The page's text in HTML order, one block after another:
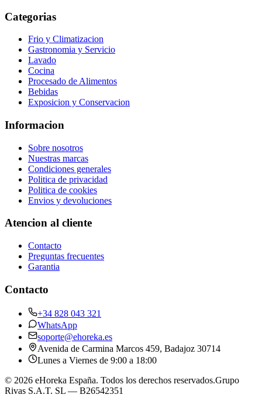
Categorias
Frio y Climatizacion
Gastronomia y Servicio
Lavado
Cocina
Procesado de Alimentos
Bebidas
Exposicion y Conservacion
Informacion
Sobre nosotros
Nuestras marcas
Condiciones generales
Politica de privacidad
Politica de cookies
Envios y devoluciones
Atencion al cliente
Contacto
Preguntas frecuentes
Garantia
Contacto
+34 828 043 321
WhatsApp
soporte@ehoreka.es
Avenida de Carmina Marcos 459, Badajoz 30714
Lunes a Viernes de 9:00 a 18:00
© 2026 eHoreka España. Todos los derechos reservados.Grupo
Rivas S.A.T. SL — B26542351